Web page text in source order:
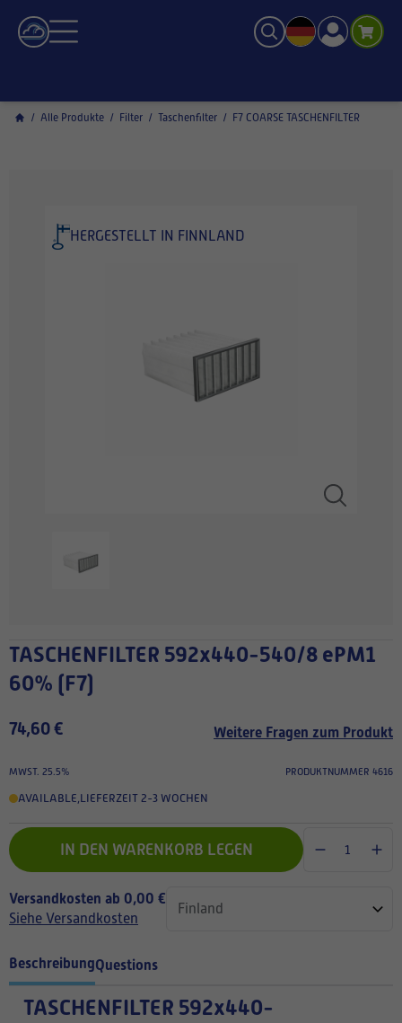
/ Alle Produkte / Filter / Taschenfilter / F7 COARSE TASCHENFILTER
HERGESTELLT IN FINNLAND
TASCHENFILTER 592x440-540/8 ePM1
60% (F7)
74,60 € Weitere Fragen zum Produkt
MWST. 25.5% PRODUKTNUMMER 4616
AVAILABLE,LIEFERZEIT 2-3 WOCHEN
IN DEN WARENKORB LEGEN
Versandkosten ab 0,00 €
Siehe Versandkosten
BeschreibungQuestions
TASCHENFILTER 592x440-